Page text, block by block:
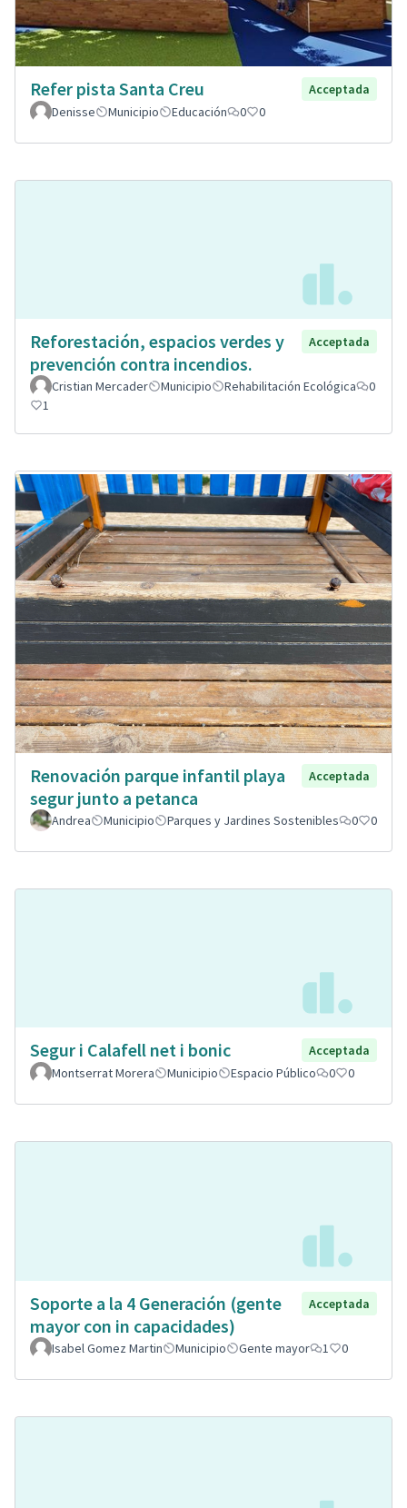
Refer pista Santa Creu
Acceptada
Denisse
Municipio Educación 0 0
Reforestación, espacios verdes y
prevención contra incendios.
Acceptada
Cristian Mercader Municipio Rehabilitación Ecológica
0
1
Renovación parque infantil playa
segur junto a petanca
Acceptada
Andrea Municipio Parques y Jardines Sostenibles 0 0
Segur i Calafell net i bonic
Acceptada
Montserrat Morera
Municipio Espacio Público 0 0
Soporte a la 4 Generación (gente
mayor con in capacidades)
Acceptada
Isabel Gomez Martin Municipio Gente mayor 1 0